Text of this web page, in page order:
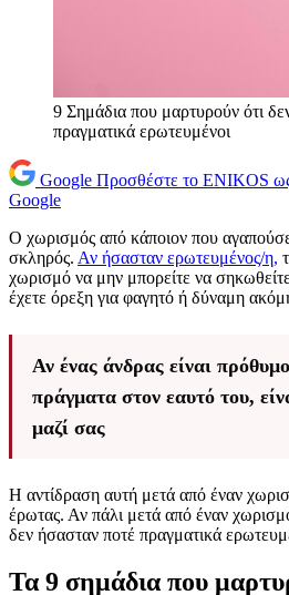
9 Σημάδια που μαρτυρούν ότι
πραγματικά ερωτευμένοι
Google Προσθέστε το ENIKOS
Google
Ο χωρισμός από κάποιον που
σκληρός. Αν ήσασταν ερωτευμένος/η,
χωρισμό να μην μπορείτε να
έχετε όρεξη για φαγητό ή δύναμη
Αν ένας άνδρας είναι
πράγματα στον εαυτό του,
μαζί σας
Η αντίδραση αυτή μετά από έναν
έρωτας. Αν πάλι μετά από έναν
δεν ήσασταν ποτέ πραγματικά
Τα 9 σημάδια που